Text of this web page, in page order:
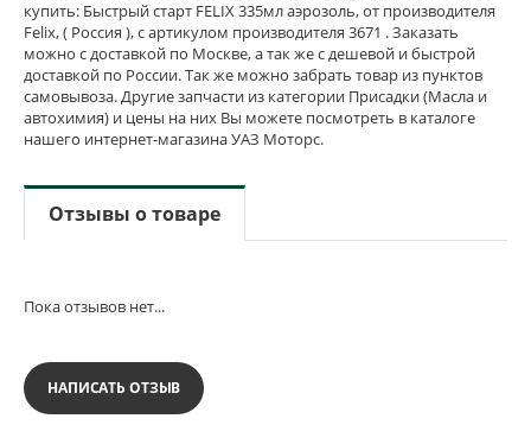
купить: Быстрый старт FELIX 335мл аэрозоль, от производителя
Felix, ( Россия ), с артикулом производителя 3671 . Заказать
можно с доставкой по Москве, а так же с дешевой и быстрой
доставкой по России. Так же можно забрать товар из пунктов
самовывоза. Другие запчасти из категории Присадки (Масла и
автохимия) и цены на них Вы можете посмотреть в каталоге
нашего интернет-магазина УАЗ Моторс.
Отзывы о товаре
Пока отзывов нет...
НАПИСАТЬ ОТЗЫВ